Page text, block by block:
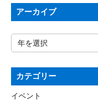
アーカイブ
カテゴリー
イベント